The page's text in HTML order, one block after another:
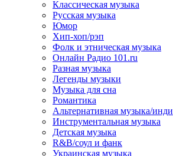
Классическая музыка
Русская музыка
Юмор
Хип-хоп/рэп
Фолк и этническая музыка
Онлайн Радио 101.ru
Разная музыка
Легенды музыки
Музыка для сна
Романтика
Альтернативная музыка/инди
Инструментальная музыка
Детская музыка
R&B/cоул и фанк
Украинская музыка